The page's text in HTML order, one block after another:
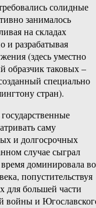
солидные
занималось
на складах
и разрабатывая
(здесь уместно
образчик таковых –
специально
стран).
саму
и долгосрочных
случае сыграл
доминировала во
попустительствуя
для большей части
войны и